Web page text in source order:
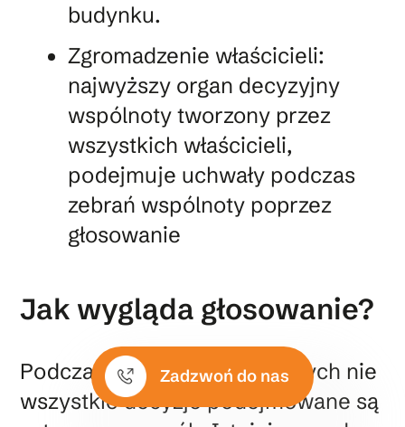
budynku.
Zgromadzenie właścicieli:
najwyższy organ decyzyjny
wspólnoty tworzony przez
wszystkich właścicieli,
podejmuje uchwały podczas
zebrań wspólnoty poprzez
głosowanie
Jak wygląda głosowanie?
Podczas zebrań wspólnotowych nie
wszystkie decyzje podejmowane są
Zadzwoń do nas